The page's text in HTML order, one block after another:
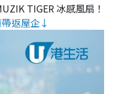
TIGER 冰感風扇！
返屋企↓